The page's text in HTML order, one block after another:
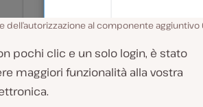
dell’autorizzazione al componente aggiuntivo
pochi clic e un solo login, è stato
maggiori funzionalità alla vostra